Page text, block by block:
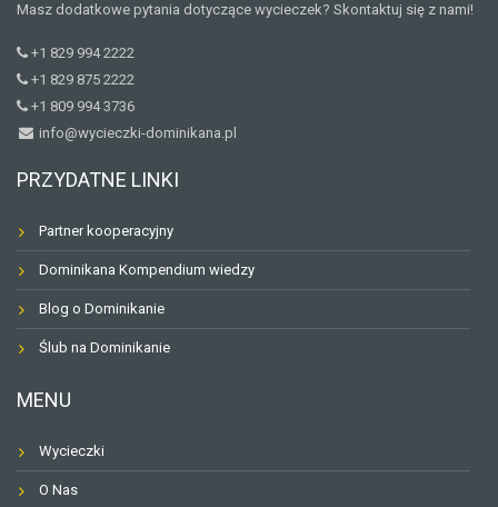
Masz dodatkowe pytania dotyczące wycieczek? Skontaktuj się z nami!
+1 829 994 2222
+1 829 875 2222
+1 809 994 3736
info@wycieczki-dominikana.pl
PRZYDATNE LINKI
Partner kooperacyjny
Dominikana Kompendium wiedzy
Blog o Dominikanie
Ślub na Dominikanie
MENU
Wycieczki
O Nas